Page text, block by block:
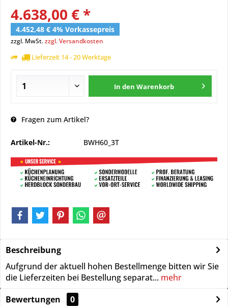
4.638,00 € *
4.452,48 € 4% Vorkassepreis
zzgl. MwSt.zzgl. Versandkosten
Lieferzeit 14 - 20 Werktage
In den Warenkorb
Fragen zum Artikel?
Artikel-Nr.: BWH60_3T
Beschreibung
Aufgrund der aktuell hohen Bestellmenge bitten wir Sie
die Lieferzeiten bei Bestellung separat... mehr
Bewertungen
0